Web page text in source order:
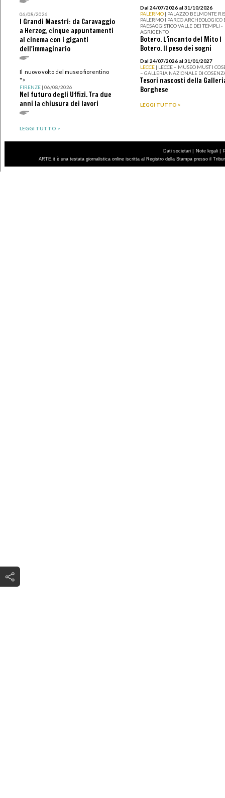
06/08/2026
I Grandi Maestri: da Caravaggio
a Herzog, cinque appuntamenti
al cinema con i giganti
dell'immaginario
Il nuovo volto del museo fiorentino
">
FIRENZE| 06/08/2026
Nel futuro degli Uffizi. Tra due
anni la chiusura dei lavori
LEGGI TUTTO >
Dal 24/07/2026 al 31/10/2026
PALERMO | PALAZZO BELMONTE
PALERMO I PARCO ARCHEOLOGICO
PAESAGGISTICO VALLE DEI TEMPLI -
AGRIGENTO
Botero. L’incanto del Mito I
Botero. Il peso dei sogni
Dal 24/07/2026 al 31/01/2027
LECCE | LECCE – MUSEO MUST I
– GALLERIA NAZIONALE DI
Tesori nascosti della
Borghese
LEGGI TUTTO >
Dati societari | Note legali |
ARTE.it è una testata giornalistica online iscritta al Registro della Stampa presso il